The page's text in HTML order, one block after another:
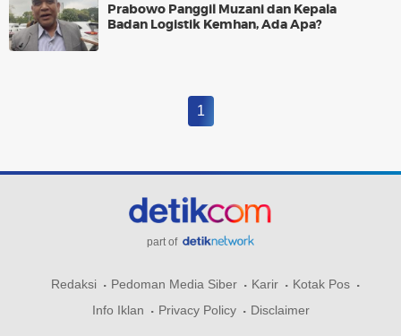
Prabowo Panggil Muzani dan Kepala
Badan Logistik Kemhan, Ada Apa?
1
part of
Redaksi Pedoman Media Siber Karir
Kotak Pos
Info Iklan
Privacy Policy Disclaimer